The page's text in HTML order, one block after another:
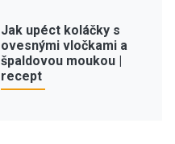
Jak upéct koláčky s
ovesnými vločkami a
špaldovou moukou |
recept